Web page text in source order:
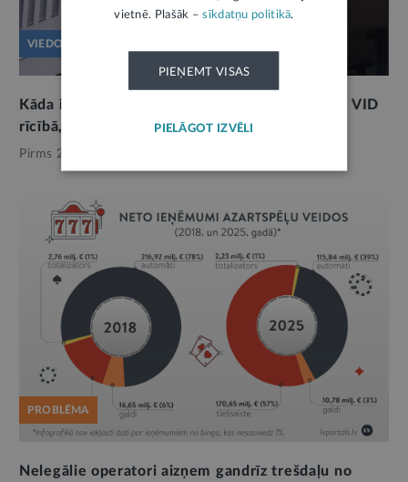
VIEDOKLIS
Kāda informācija no trešajām personām nonāk VID
rīcībā, un kur ir robežas?
Pirms 2 mēnešiem,
PROBLĒMA
Nelegālie operatori aizņem gandrīz trešdaļu no
vietnē. Plašāk –sīkdatņu politikā.
PIEŅEMT VISAS
PIELĀGOT IZVĒLI